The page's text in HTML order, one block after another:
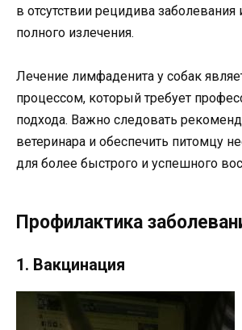
в отсутствии рецидива заболевания
полного излечения.
Лечение лимфаденита у собак
процессом, который требует
подхода. Важно следовать
ветеринара и обеспечить питомцу
для более быстрого и успешного
Профилактика
1. Вакцинация